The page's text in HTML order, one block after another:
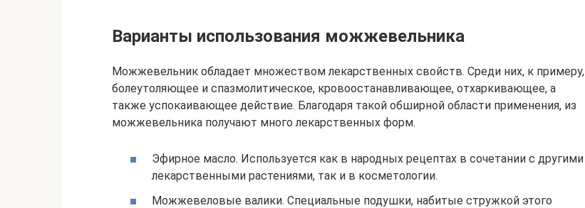
Варианты использования можжевельника
Можжевельник обладает множеством лекарственных свойств. Среди них, к примеру,
болеутоляющее и спазмолитическое, кровоостанавливающее, отхаркивающее, а
также успокаивающее действие. Благодаря такой обширной области применения, из
можжевельника получают много лекарственных форм.
Эфирное масло. Используется как в народных рецептах в сочетании с другими
лекарственными растениями, так и в косметологии.
Можжевеловые валики. Специальные подушки, набитые стружкой этого